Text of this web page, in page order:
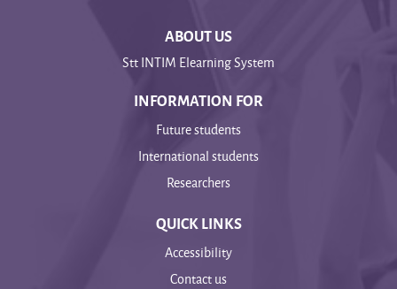
ABOUT US
Stt INTIM Elearning System
INFORMATION FOR
Future students
International students
Researchers
QUICK LINKS
Accessibility
Contact us